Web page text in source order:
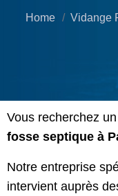
Home Vidange
Vous recherchez
fosse septique à
Notre entreprise
intervient auprès